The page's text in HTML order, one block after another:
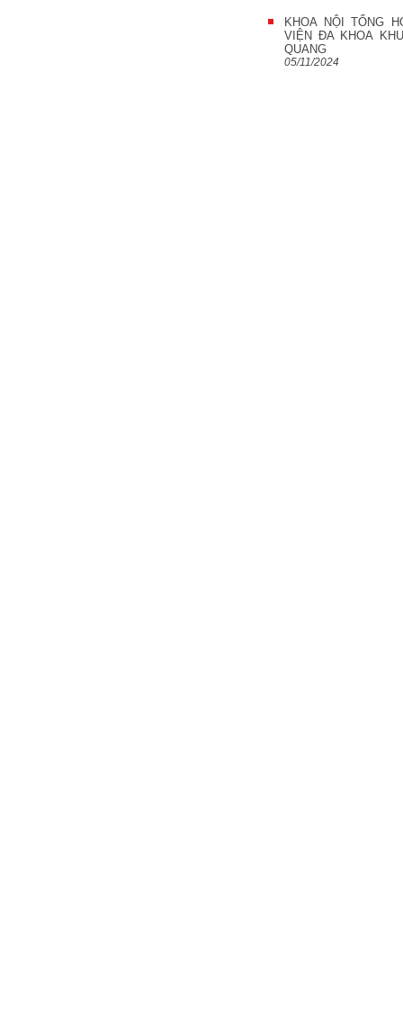
KHOA NỘI TỔNG
VIỆN ĐA KHOA
QUANG
05/11/2024